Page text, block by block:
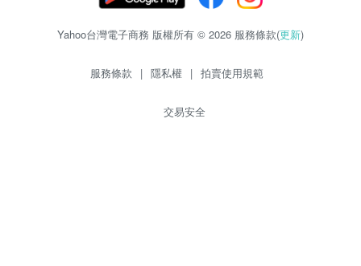
Yahoo台灣電子商務 版權所有 © 2026 服務條款(更新)
服務條款 | 隱私權 | 拍賣使用規範
交易安全